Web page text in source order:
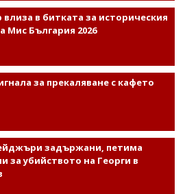
влиза в битката за историческия
Мис България 2026
за прекаляване с кафето
задържани, петима
за убийството на Георги в